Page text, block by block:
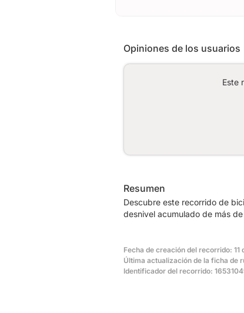
Opiniones de los usuarios
Este
Resumen
Descubre este recorrido de
desnivel acumulado de más
Fecha de creación del recorrido: 11
Última actualización de la ficha de
Identificador del recorrido: